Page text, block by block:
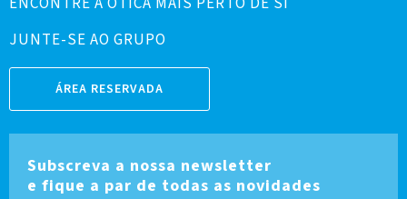
JUNTE-SE AO GRUPO
ÁREA RESERVADA
Subscreva a nossa newsletter
e fique a par de todas as novidades